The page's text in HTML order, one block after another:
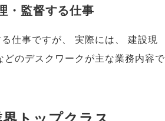
・監督する仕事
仕事ですが、 実際には、
建設現
のデスクワークが主な業務内容で